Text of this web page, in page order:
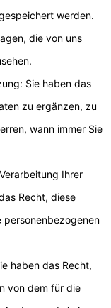
werden.
die von uns
Sie haben das
zu ergänzen, zu
wann immer Sie
Ihrer
Recht, diese
personenbezogenen
haben das Recht,
von dem für die